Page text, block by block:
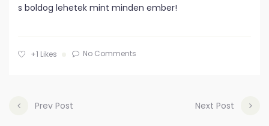
s boldog lehetek mint minden ember!
+1 Likes No Comments
Prev Post Next Post